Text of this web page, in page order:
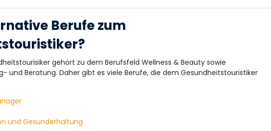
Berufe zum
gehört zu dem Berufsfeld Wellness & Beauty sowie
und Beratung. Daher gibt es viele Berufe, die dem Gesundheitstouristiker
und Gesunderhaltung